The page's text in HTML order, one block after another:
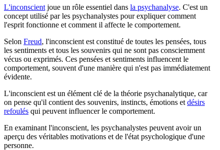
L'inconscient joue un rôle essentiel dans la psychanalyse. C'est un
concept utilisé par les psychanalystes pour expliquer comment
l'esprit fonctionne et comment il affecte le comportement.
Selon Freud, l'inconscient est constitué de toutes les pensées, tous
les sentiments et tous les souvenirs qui ne sont pas consciemment
vécus ou exprimés. Ces pensées et sentiments influencent le
comportement, souvent d'une manière qui n'est pas immédiatement
évidente.
L'inconscient est un élément clé de la théorie psychanalytique, car
on pense qu'il contient des souvenirs, instincts, émotions et désirs
refoulés qui peuvent influencer le comportement.
En examinant l'inconscient, les psychanalystes peuvent avoir un
aperçu des véritables motivations et de l'état psychologique d'une
personne.